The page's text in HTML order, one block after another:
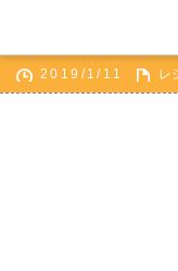
ホーム
レシピ・グルメ
ゾネントアのハチミツ4種類を食
2019/1/11 レ